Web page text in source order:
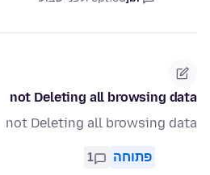
not Deleting all browsing data
not Deleting all browsing data
פתוחה 1